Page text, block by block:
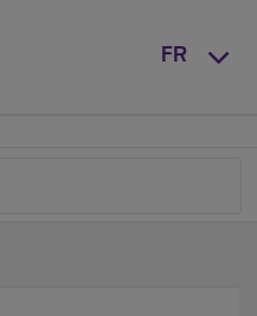
FR